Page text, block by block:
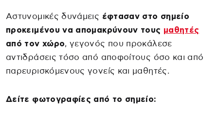
Αστυνομικές δυνάμεις έφτασαν στο σημείο
προκειμένου να απομακρύνουν τους μαθητές
από τον χώρο, γεγονός που προκάλεσε
αντιδράσεις τόσο από αποφοίτους όσο και από
παρευρισκόμενους γονείς και μαθητές.
Δείτε φωτογραφίες από το σημείο: